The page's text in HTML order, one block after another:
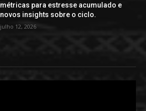
métricas para estresse acumulado e
novos insights sobre o ciclo.
julho 12, 2026